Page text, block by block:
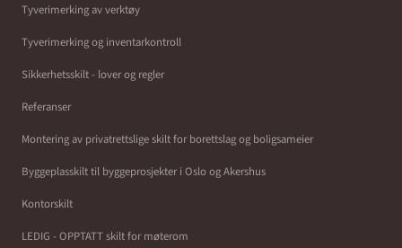
Tyverimerking av verktøy
Tyverimerking og inventarkontroll
Sikkerhetsskilt - lover og regler
Referanser
Montering av privatrettslige skilt for borettslag og boligsameier
Byggeplasskilt til byggeprosjekter i Oslo og Akershus
Kontorskilt
LEDIG - OPPTATT skilt for møterom